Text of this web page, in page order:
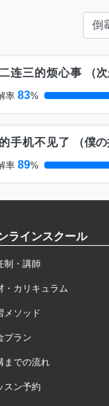
连三的烦心事 （
率 83%
手机不见了 （僕の
率 89%
ラインスクール
制・講師
・カリキュラム
メソッド
プラン
までの流れ
スン予約